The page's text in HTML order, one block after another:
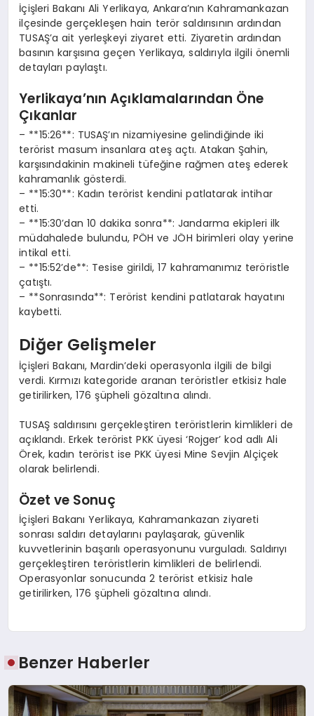
İçişleri Bakanı Ali Yerlikaya, Ankara’nın Kahramankazan
ilçesinde gerçekleşen hain terör saldırısının ardından
TUSAŞ’a ait yerleşkeyi ziyaret etti. Ziyaretin ardından
basının karşısına geçen Yerlikaya, saldırıyla ilgili önemli
detayları paylaştı.
Yerlikaya’nın Açıklamalarından Öne
Çıkanlar
– **15:26**: TUSAŞ’ın nizamiyesine gelindiğinde iki
terörist masum insanlara ateş açtı. Atakan Şahin,
karşısındakinin makineli tüfeğine rağmen ateş ederek
kahramanlık gösterdi.
– **15:30**: Kadın terörist kendini patlatarak intihar
etti.
– **15:30’dan 10 dakika sonra**: Jandarma ekipleri ilk
müdahalede bulundu, PÖH ve JÖH birimleri olay yerine
intikal etti.
– **15:52’de**: Tesise girildi, 17 kahramanımız teröristle
çatıştı.
– **Sonrasında**: Terörist kendini patlatarak hayatını
kaybetti.
Diğer Gelişmeler
İçişleri Bakanı, Mardin’deki operasyonla ilgili de bilgi
verdi. Kırmızı kategoride aranan teröristler etkisiz hale
getirilirken, 176 şüpheli gözaltına alındı.
TUSAŞ saldırısını gerçekleştiren teröristlerin kimlikleri de
açıklandı. Erkek terörist PKK üyesi ‘Rojger’ kod adlı Ali
Örek, kadın terörist ise PKK üyesi Mine Sevjin Alçiçek
olarak belirlendi.
Özet ve Sonuç
İçişleri Bakanı Yerlikaya, Kahramankazan ziyareti
sonrası saldırı detaylarını paylaşarak, güvenlik
kuvvetlerinin başarılı operasyonunu vurguladı. Saldırıyı
gerçekleştiren teröristlerin kimlikleri de belirlendi.
Operasyonlar sonucunda 2 terörist etkisiz hale
getirilirken, 176 şüpheli gözaltına alındı.
Benzer Haberler